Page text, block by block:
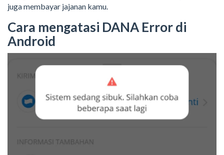
juga membayar jajanan kamu.
Cara mengatasi DANA Error di
Android